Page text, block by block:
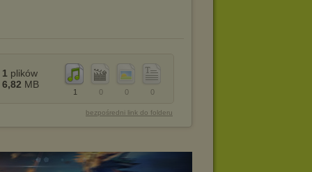
0
0
0
1
1 plików
6,82 MB
bezpośredni link do folderu